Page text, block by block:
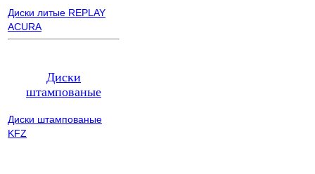
Диски литые REPLAY
ACURA
Диски
штампованые
Диски штампованые
KFZ